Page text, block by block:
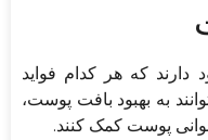
دارند که هر کدام فواید
به بهبود بافت پوست،
پوست کمک کنند.